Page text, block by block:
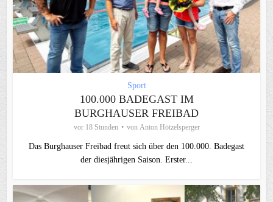
Sport
100.000 BADEGAST IM
BURGHAUSER FREIBAD
vor 18 Stunden von Anton Hötzelsperger
Das Burghauser Freibad freut sich über den 100.000. Badegast
der diesjährigen Saison. Erster...